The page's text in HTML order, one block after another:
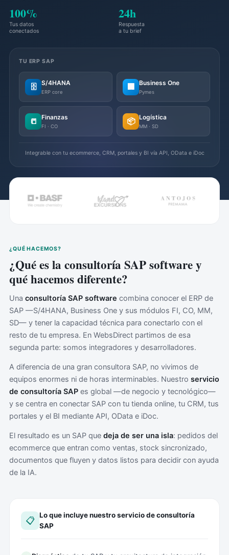
100%
Tus datos
conectados
24h
Respuesta
a tu brief
TU ERP SAP
🗄️ S/4HANA
ERP core
🏢 Business One
Pymes
📒 Finanzas
FI · CO
📦 Logística
MM · SD
Integrable con tu ecommerce, CRM, portales y BI vía API, OData e iDoc
¿QUÉ HACEMOS?
¿Qué es la consultoría SAP software y
qué hacemos diferente?
Una consultoría SAP software combina conocer el ERP de
SAP —S/4HANA, Business One y sus módulos FI, CO, MM,
SD— y tener la capacidad técnica para conectarlo con el
resto de tu empresa. En WebsDirect partimos de esa
segunda parte: somos integradores y desarrolladores.
A diferencia de una gran consultora SAP, no vivimos de
equipos enormes ni de horas interminables. Nuestro servicio
de consultoría SAP es global —de negocio y tecnológico—
y se centra en conectar SAP con tu tienda online, tu CRM, tus
portales y el BI mediante API, OData e iDoc.
El resultado es un SAP que deja de ser una isla: pedidos del
ecommerce que entran como ventas, stock sincronizado,
documentos que fluyen y datos listos para decidir con ayuda
de la IA.
📋
Lo que incluye nuestro servicio de consultoría
SAP